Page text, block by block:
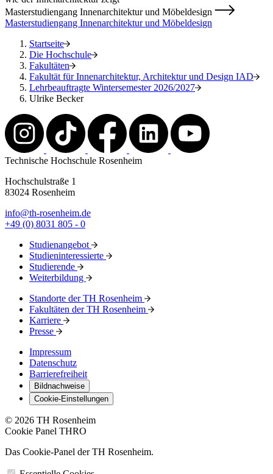
Masterstudiengang Innenarchitektur und Möbeldesign
Masterstudiengang Innenarchitektur und Möbeldesign
Startseite
Die Hochschule
Fakultäten
Fakultät für Innenarchitektur, Architektur und Design IAD
Lehrbeauftragte Wintersemester 2026/2027
Ulrike Becker
Technische Hochschule Rosenheim
Hochschulstraße 1
83024 Rosenheim
info@th-rosenheim.de
+49 (0) 8031 805 - 0
Studienangebot
Studieninteressierte
Studierende
Weiterbildung
Standorte der TH Rosenheim
Fakultäten der TH Rosenheim
Karriere
Presse
Impressum
Datenschutz
Barrierefreiheit
Bildnachweise
Cookie-Einstellungen
© 2026 TH Rosenheim
Cookie Panel THRO
Das Cookie-Panel der TH Rosenheim.